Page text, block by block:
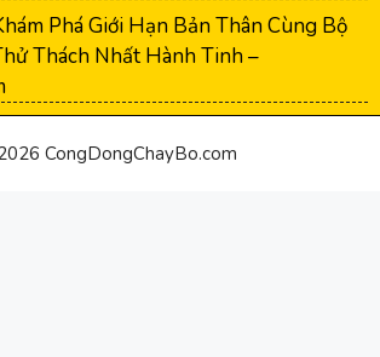
Phá Giới Hạn Bản Thân Cùng Bộ
Thách Nhất Hành Tinh –
CongDongChayBo.com